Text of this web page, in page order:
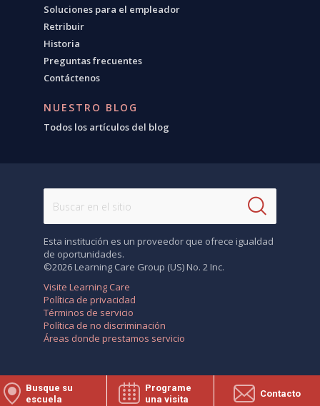
Busque su
escuela
Programe
una visita
Contacto
Soluciones para el empleador
Retribuir
Historia
Preguntas frecuentes
Contáctenos
NUESTRO BLOG
Todos los artículos del blog
Esta institución es un proveedor que ofrece igualdad
de oportunidades.
©2026 Learning Care Group (US) No. 2 Inc.
Visite Learning Care
Política de privacidad
Términos de servicio
Política de no discriminación
Áreas donde prestamos servicio